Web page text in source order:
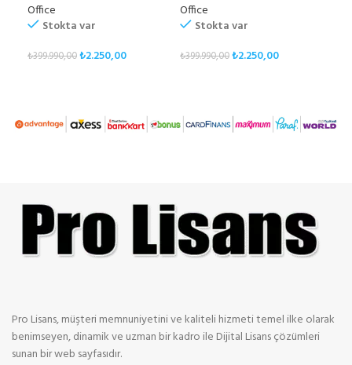
Office
Stokta var
₺399.990,00₺2.250,00
Office
Stokta var
₺399.990,00₺2.250,00
Pro Lisans, müşteri memnuniyetini ve kaliteli hizmeti temel ilke olarak
benimseyen, dinamik ve uzman bir kadro ile Dijital Lisans çözümleri
sunan bir web sayfasıdır.